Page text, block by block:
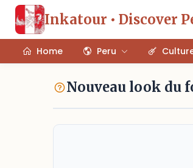
Inkatour • Discover
Home Peru
Nouveau look du